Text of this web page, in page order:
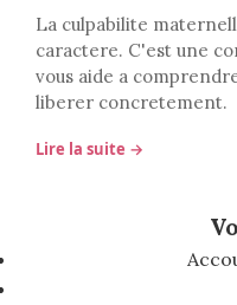
La culpabilite
caractere. C'est une
vous aide a
liberer concretement.
Lire la suite →